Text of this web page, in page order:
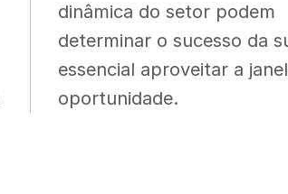
dinâmica do setor podem
determinar o sucesso da
essencial aproveitar a
oportunidade.